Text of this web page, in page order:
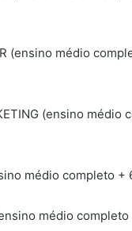
(ensino médio
(ensino
médio completo
médio